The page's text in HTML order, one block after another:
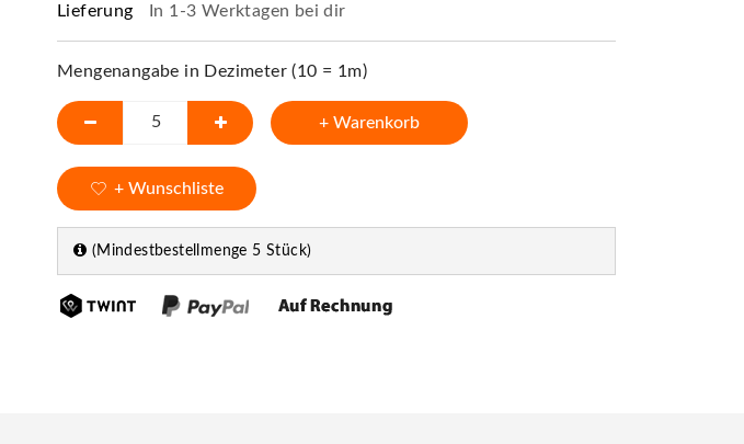
Lieferung In 1-3 Werktagen bei dir
Mengenangabe in Dezimeter (10 = 1m)
+ Warenkorb
+ Wunschliste
(Mindestbestellmenge 5 Stück)